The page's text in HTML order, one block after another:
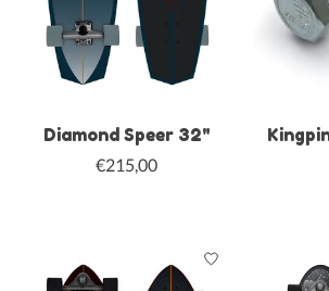
Diamond Speer 32"
€215,00